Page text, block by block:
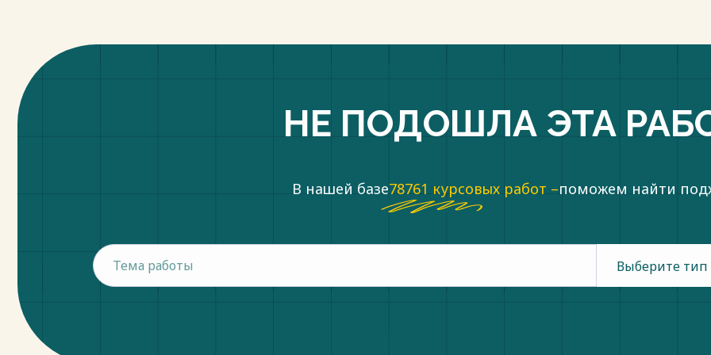
НЕ ПОДОШЛА ЭТА
В нашей базе78761 курсовых работ –поможем найти
Выберите тип